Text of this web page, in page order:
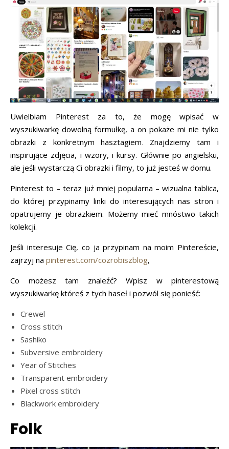
Uwielbiam Pinterest za to, że mogę wpisać w
wyszukiwarkę dowolną formułkę, a on pokaże mi nie tylko
obrazki z konkretnym hasztagiem. Znajdziemy tam i
inspirujące zdjęcia, i wzory, i kursy. Głównie po angielsku,
ale jeśli wystarczą Ci obrazki i filmy, to już jesteś w domu.
Pinterest to – teraz już mniej popularna – wizualna tablica,
do której przypinamy linki do interesujących nas stron i
opatrujemy je obrazkiem. Możemy mieć mnóstwo takich
kolekcji.
Jeśli interesuje Cię, co ja przypinam na moim Pintereście,
zajrzyj na pinterest.com/cozrobiszblog.
Co możesz tam znaleźć? Wpisz w pinterestową
wyszukiwarkę któreś z tych haseł i pozwól się ponieść:
Crewel
Cross stitch
Sashiko
Subversive embroidery
Year of Stitches
Transparent embroidery
Pixel cross stitch
Blackwork embroidery
Folk